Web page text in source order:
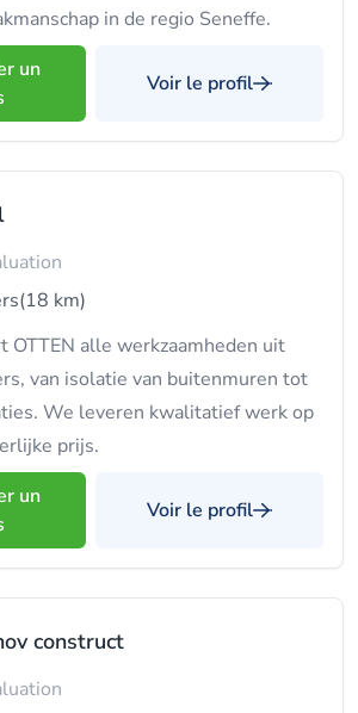
in de regio Seneffe.
un
Voir le profil
(18 km)
OTTEN alle werkzaamheden uit
van isolatie van buitenmuren tot
We leveren kwalitatief werk op
prijs.
un
Voir le profil
construct